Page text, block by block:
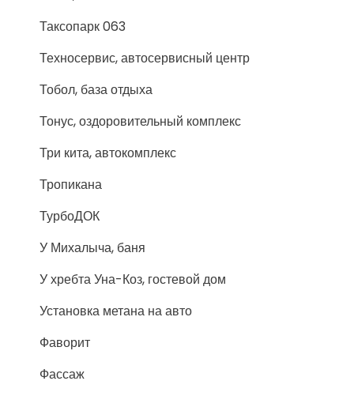
Таксопарк 063
Техносервис, автосервисный центр
Тобол, база отдыха
Тонус, оздоровительный комплекс
Три кита, автокомплекс
Тропикана
ТурбоДОК
У Михалыча, баня
У хребта Уна-Коз, гостевой дом
Установка метана на авто
Фаворит
Фассаж